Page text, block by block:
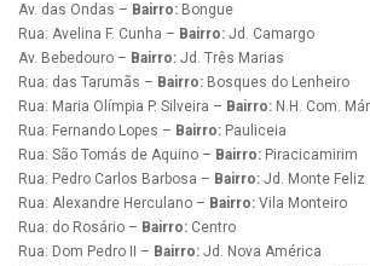
Av. das Ondas – Bairro: Bongue
Rua: Avelina F. Cunha – Bairro: Jd. Camargo
Av. Bebedouro – Bairro: Jd. Três Marias
Rua: das Tarumãs – Bairro: Bosques do Lenheiro
Rua: Maria Olímpia P. Silveira – Bairro: N.H. Com.
Rua: Fernando Lopes – Bairro: Pauliceia
Rua: São Tomás de Aquino – Bairro: Piracicamirim
Rua: Pedro Carlos Barbosa – Bairro: Jd. Monte Feliz
Rua: Alexandre Herculano – Bairro: Vila Monteiro
Rua: do Rosário – Bairro: Centro
Rua: Dom Pedro II – Bairro: Jd. Nova América